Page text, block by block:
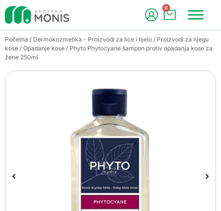
0
Početna / Dermokozmetika - Proizvodi za lice i tijelo / Proizvodi za njegu
kose / Opadanje kose / Phyto Phytocyane šampon protiv opadanja kose za
žene 250ml